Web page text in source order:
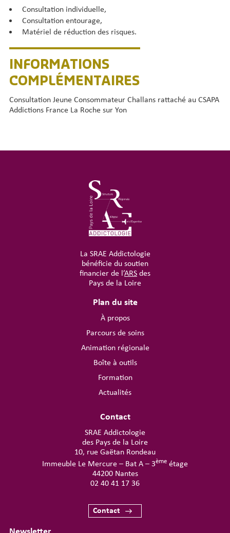
Consultation individuelle,
Consultation entourage,
Matériel de réduction des risques.
INFORMATIONS
COMPLÉMENTAIRES
Consultation Jeune Consommateur Challans rattaché au CSAPA
Addictions France La Roche sur Yon
La SRAE Addictologie
bénéficie du soutien
financier de l’ARS des
Pays de la Loire
Plan du site
À propos
Parcours de soins
Animation régionale
Boîte à outils
Formation
Actualités
Contact
SRAE Addictologie
des Pays de la Loire
10, rue Gaëtan Rondeau
Immeuble Le Mercure – Bat A – 3ème étage
44200 Nantes
02 40 41 17 36
Contact